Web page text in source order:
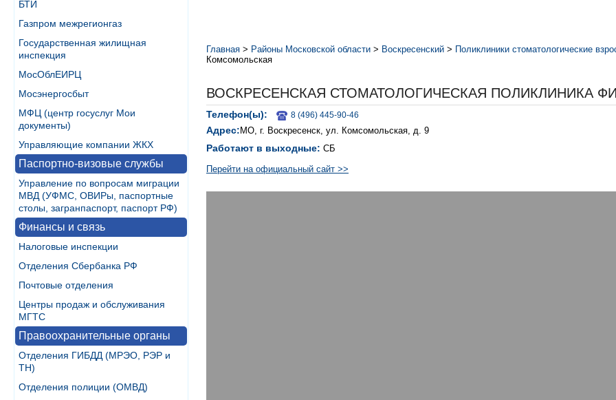
БТИ
Газпром межрегионгаз
Государственная жилищная
инспекция
МосОблЕИРЦ
Мосэнергосбыт
МФЦ (центр госуслуг Мои
документы)
Управляющие компании ЖКХ
Паспортно-визовые службы
Управление по вопросам миграции
МВД (УФМС, ОВИРы, паспортные
столы, загранпаспорт, паспорт РФ)
Финансы и связь
Налоговые инспекции
Отделения Сбербанка РФ
Почтовые отделения
Центры продаж и обслуживания
МГТС
Правоохранительные органы
Отделения ГИБДД (МРЭО, РЭР и
ТН)
Отделения полиции (ОМВД)
Главная > Районы Московской области > Воскресенский > Поликлиники стоматологические
Комсомольская
ВОСКРЕСЕНСКАЯ СТОМАТОЛОГИЧЕСКАЯ ПОЛИКЛИНИКА
Телефон(ы): 8 (496) 445-90-46
Адрес: МО, г. Воскресенск, ул. Комсомольская, д. 9
Работают в выходные: СБ
Перейти на официальный сайт >>